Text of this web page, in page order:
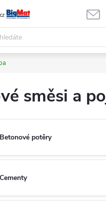
směsi a
Betonové potěry
Cementy